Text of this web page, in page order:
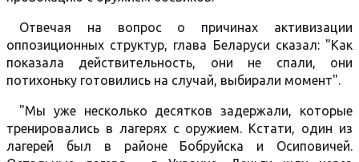
Отвечая на вопрос о причинах активизации
оппозиционных структур, глава Беларуси сказал: "Как
показала действительность, они не спали, они
потихоньку готовились на случай, выбирали момент".
"Мы уже несколько десятков задержали, которые
тренировались в лагерях с оружием. Кстати, один из
лагерей был в районе Бобруйска и Осиповичей.